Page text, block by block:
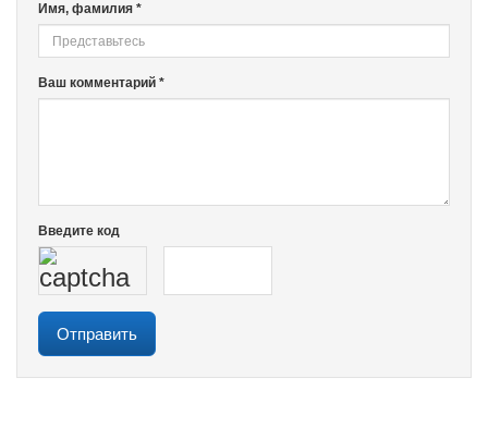
Имя, фамилия *
Ваш комментарий *
Введите код